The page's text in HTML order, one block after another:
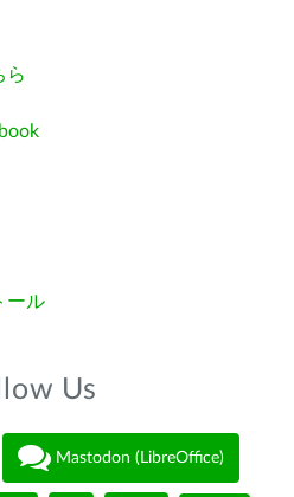
ら
ール
Us
Mastodon (LibreOffice)